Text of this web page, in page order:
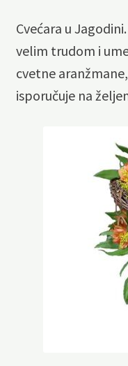
Cvećara u
velim trudom i
cvetne
isporučuje na